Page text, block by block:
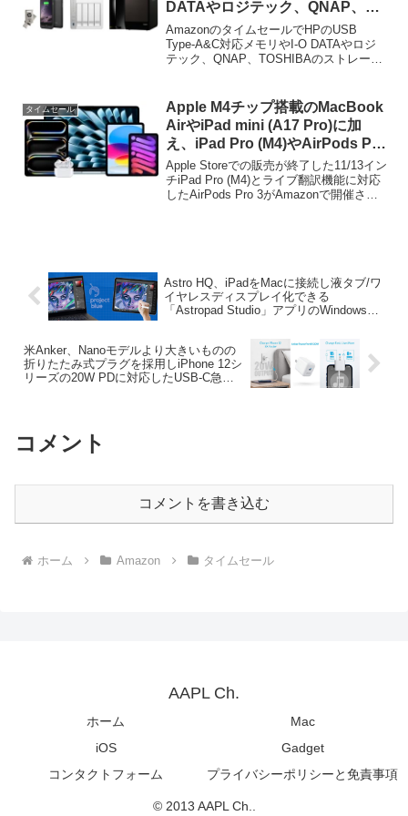
DATAやロジテック、QNAP、
TOSHIBAのストレージなどが特
別価格で販売中。
AmazonのタイムセールでHPのUSB
Type-A&C対応メモリやI-O DATAやロジ
テック、QNAP、TOSHIBAのストレージ
タイムセール
Apple M4チップ搭載のMacBook
AirやiPad mini (A17 Pro)に加
え、iPad Pro (M4)やAirPods Pro
3がAmazonのタイムセールに追
加。
Apple Storeでの販売が終了した11/13イン
チiPad Pro (M4)とライブ翻訳機能に対応
したAirPods Pro 3がAmazonで開催され
Astro HQ、iPadをMacに接続し液タブ/ワ
イヤレスディスプレイ化できる
「Astropad Studio」アプリのWindows版
米Anker、Nanoモデルより大きいものの
折りたたみ式プラグを採用しiPhone 12シ
リーズの20W PDに対応したUSB-C急速
コメント
コメントを書き込む
ホーム Amazon タイムセール
AAPL Ch.
ホーム
Mac
iOS
Gadget
コンタクトフォーム
プライバシーポリシーと免責事項
© 2013 AAPL Ch..